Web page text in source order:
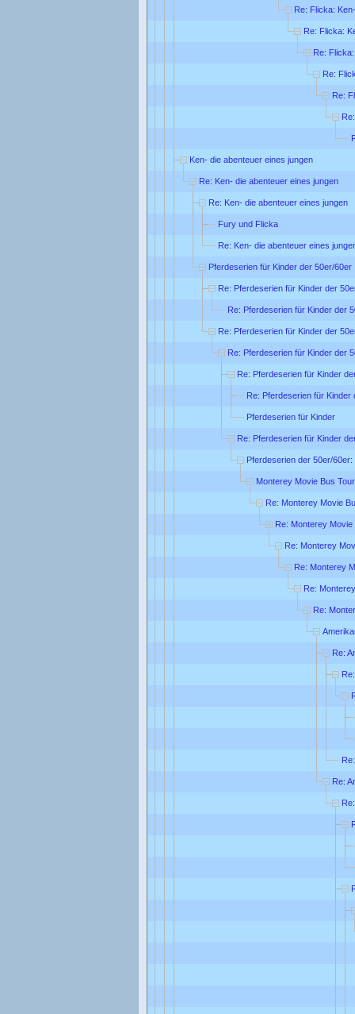
Re: Flicka:
Re: Flicka:
Re:
Re:
Re:
Ken- die abenteuer eines jungen
Re: Ken- die abenteuer eines jungen
Re: Ken- die abenteuer eines jungen
Fury und Flicka
Re: Ken- die abenteuer eines
Pferdeserien für Kinder der 50er/
Re: Pferdeserien für Kinder der
Re: Pferdeserien für Kinder der
Re: Pferdeserien für Kinder der
Re: Pferdeserien für Kinder der
Re: Pferdeserien für Kinder
Re: Pferdeserien für
Pferdeserien für Kinder
Re: Pferdeserien für Kinder
Pferdeserien der 50er/60er:
Monterey Movie Bus Tour
Re: Monterey Movie
Re: Monterey Movie
Re: Monterey
Re: Monterey
Re:
Re:
Re:
Re: